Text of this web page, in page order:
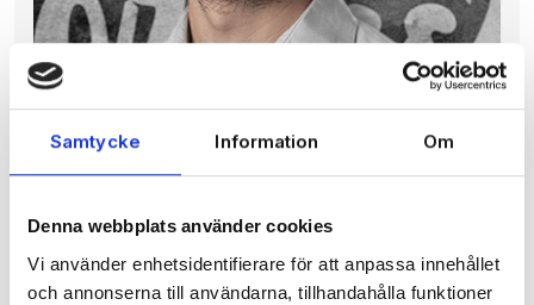
Samtycke Information Om
Denna webbplats använder cookies
Vi använder enhetsidentifierare för att anpassa innehållet
och annonserna till användarna, tillhandahålla funktioner